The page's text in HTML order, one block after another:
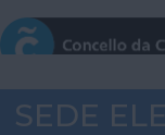
SEDE